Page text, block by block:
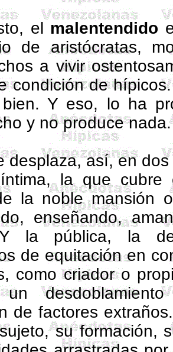
el malentendido
de aristócratas,
a vivir
condición de
Y eso, lo ha
y no produce nada.
desplaza, así, en
la que cubre
la noble mansión
enseñando,
Y la pública, la
de equitación en
como criador o
de factores
su formación,